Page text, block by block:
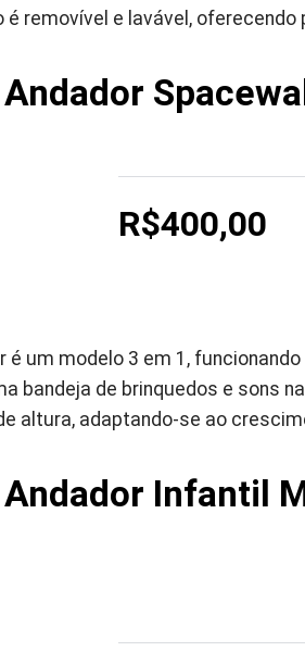
é removível e lavável,
R$400,00
é um modelo 3 em 1,
bandeja de brinquedos e sons
altura, adaptando-se ao
Infantil